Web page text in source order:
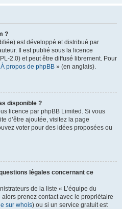
?
est développé et distribué par
Il est publié sous la licence
2.0) et peut être diffusé librement. Pour
À propos de phpBB » (en anglais).
disponible ?
licence par phpBB Limited. Si vous
d’être ajoutée, visitez la page
voter pour des idées proposées ou
légales concernant ce
de la liste « L’équipe du
prenez contact avec le propriétaire
sur whois) ou si un service gratuit est